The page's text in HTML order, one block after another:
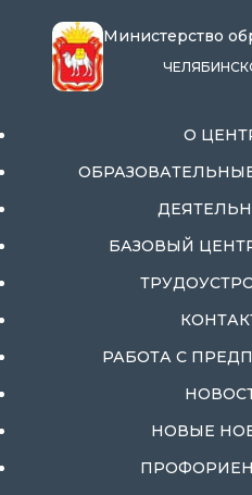
Министерство
О
БАЗОВЫЙ
РАБОТА С
НОВЫЕ